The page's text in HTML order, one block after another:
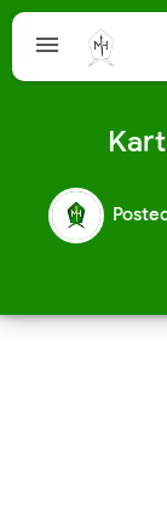
